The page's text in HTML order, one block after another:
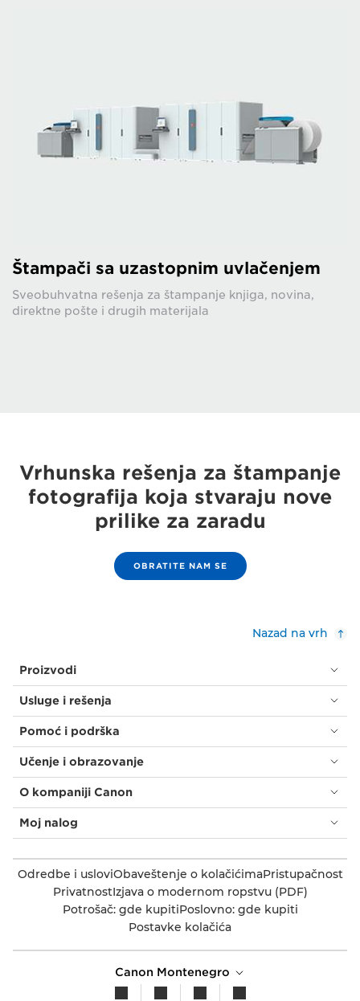
Štampači sa uzastopnim uvlačenjem
Sveobuhvatna rešenja za štampanje knjiga, novina,
direktne pošte i drugih materijala
Vrhunska rešenja za štampanje
fotografija koja stvaraju nove
prilike za zaradu
OBRATITE NAM SE
Nazad na vrh
Proizvodi
Usluge i rešenja
Pomoć i podrška
Učenje i obrazovanje
O kompaniji Canon
Moj nalog
Odredbe i usloviObaveštenje o kolačićimaPristupačnost
PrivatnostIzjava o modernom ropstvu (PDF)
Potrošač: gde kupitiPoslovno: gde kupiti
Postavke kolačića
Canon Montenegro